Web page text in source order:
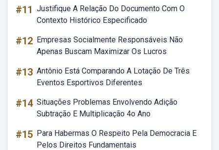
#11 Justifique A Relação Do Documento Com O
Contexto Histórico Especificado
#12 Empresas Socialmente Responsáveis Não
Apenas Buscam Maximizar Os Lucros
#13 Antônio Está Comparando A Lotação De Três
Eventos Esportivos Diferentes
#14 Situações Problemas Envolvendo Adição
Subtração E Multiplicação 4o Ano
#15 Para Habermas O Respeito Pela Democracia E
Pelos Direitos Fundamentais